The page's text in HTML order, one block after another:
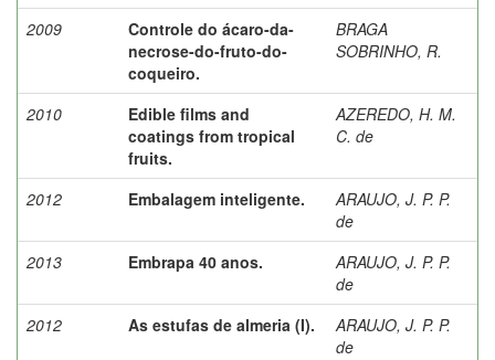
2009
Controle do ácaro-da-
necrose-do-fruto-do-
coqueiro.
BRAGA
SOBRINHO, R.
2010
Edible films and
coatings from tropical
fruits.
AZEREDO, H. M.
C. de
2012 Embalagem inteligente.
ARAUJO, J. P. P.
de
2013
Embrapa 40 anos.
ARAUJO, J. P. P.
de
2012
As estufas de almeria (I).
ARAUJO, J. P. P.
de